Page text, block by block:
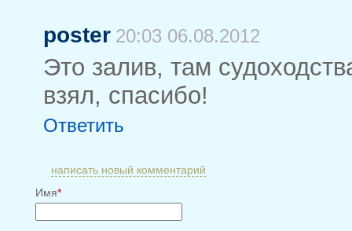
poster 20:03 06.08.2012
Это залив, там
взял, спасибо!
Ответить
написать новый комментарий
Имя*